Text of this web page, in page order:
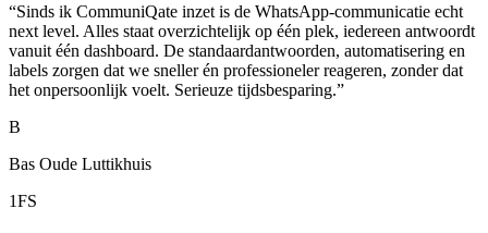
“Sinds ik CommuniQate inzet is de WhatsApp-communicatie echt
next level. Alles staat overzichtelijk op één plek, iedereen antwoordt
vanuit één dashboard. De standaardantwoorden, automatisering en
labels zorgen dat we sneller én professioneler reageren, zonder dat
het onpersoonlijk voelt. Serieuze tijdsbesparing.”
B
Bas Oude Luttikhuis
1FS